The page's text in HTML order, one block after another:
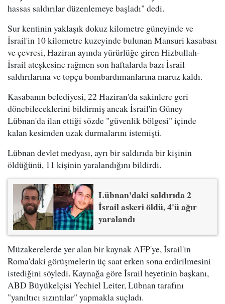
hassas saldırılar düzenlemeye başladı" dedi.
Sur kentinin yaklaşık dokuz kilometre güneyinde ve
İsrail'in 10 kilometre kuzeyinde bulunan Mansuri kasabası
ve çevresi, Haziran ayında yürürlüğe giren Hizbullah-
İsrail ateşkesine rağmen son haftalarda bazı İsrail
saldırılarına ve topçu bombardımanlarına maruz kaldı.
Kasabanın belediyesi, 22 Haziran'da sakinlere geri
dönebileceklerini bildirmiş ancak İsrail'in Güney
Lübnan'da ilan ettiği sözde "güvenlik bölgesi" içinde
kalan kesimden uzak durmalarını istemişti.
Lübnan devlet medyası, ayrı bir saldırıda bir kişinin
öldüğünü, 11 kişinin yaralandığını bildirdi.
Lübnan'daki saldırıda 2
İsrail askeri öldü, 4'ü ağır
yaralandı
Müzakerelerde yer alan bir kaynak AFP'ye, İsrail'in
Roma'daki görüşmelerin üç saat erken sona erdirilmesini
istediğini söyledi. Kaynağa göre İsrail heyetinin başkanı,
ABD Büyükelçisi Yechiel Leiter, Lübnan tarafını
"yanıltıcı sızıntılar" yapmakla suçladı.